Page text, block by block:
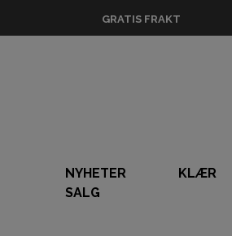
GRATIS FRAKT
NYHETER KLÆR
SALG